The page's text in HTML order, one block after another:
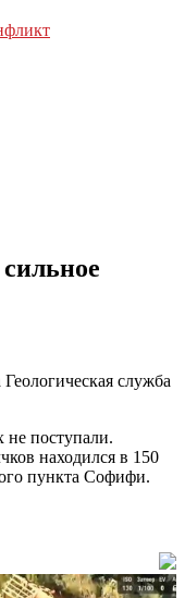
служба
не поступали.
находился в 150
пункта Софифи.